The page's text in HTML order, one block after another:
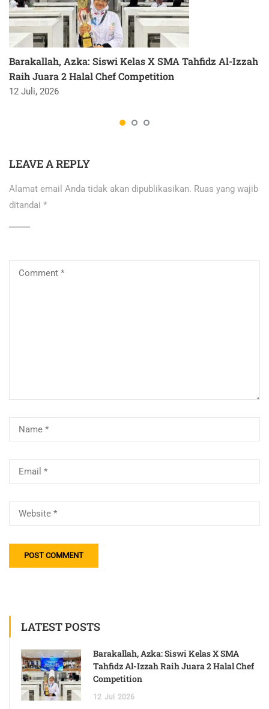
Barakallah, Azka: Siswi Kelas X SMA Tahfidz Al-Izzah
Raih Juara 2 Halal Chef Competition
12 Juli, 2026
LEAVE A REPLY
Alamat email Anda tidak akan dipublikasikan. Ruas yang wajib
ditandai *
LATEST POSTS
Barakallah, Azka: Siswi Kelas X SMA
Tahfidz Al-Izzah Raih Juara 2 Halal Chef
Competition
12 Jul 2026